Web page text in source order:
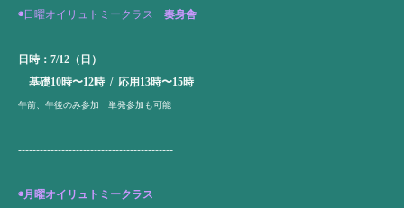
◉日曜オイリュトミークラス 奏身舎
日時：7/12（日）
基礎10時〜12時 / 応用13時〜15時
午前、午後のみ参加 単発参加も可能
-------------------------------------------
◉月曜オイリュトミークラス